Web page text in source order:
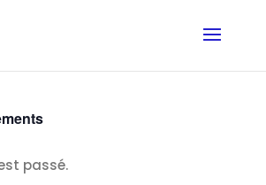
passé.